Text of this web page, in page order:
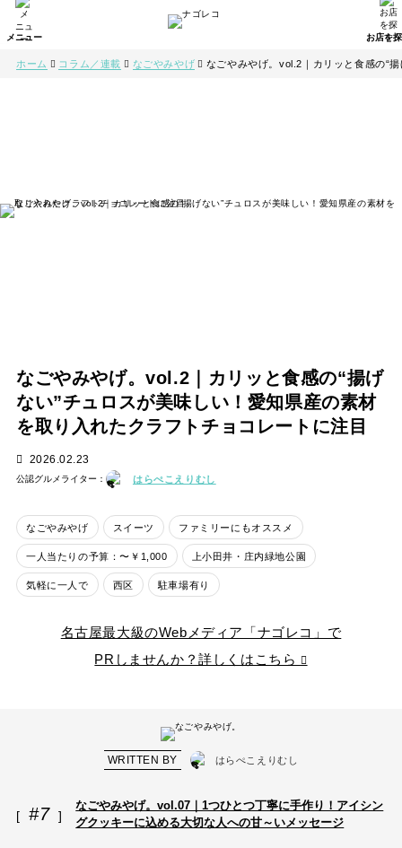
ホーム コラム／連載 なごやみやげ なごやみやげ。vol.2｜カリッと食感の“
なごやみやげ。vol.2｜カリッと食感の“揚げ
ない”チュロスが美味しい！愛知県産の素材
を取り入れたクラフトチョコレートに注目
2026.02.23
公認グルメライター： はらぺこえりむし
なごやみやげ スイーツ ファミリーにもオススメ
一人当たりの予算：〜￥1,000 上小田井・庄内緑地公園
気軽に一人で 西区 駐車場有り
名古屋最大級のWebメディア「ナゴレコ」で
PRしませんか？詳しくはこちら
WRITTEN BY はらぺこえりむし
#7
なごやみやげ。vol.07｜1つひとつ丁寧に手作り！アイシン
グクッキーに込める大切な人への甘～いメッセージ